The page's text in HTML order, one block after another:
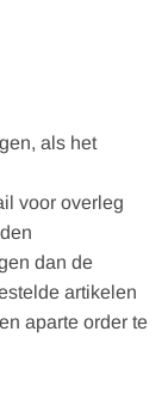
als het
voor overleg
dan de
artikelen
aparte order te